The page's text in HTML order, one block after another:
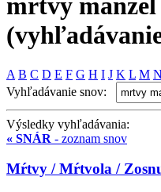
A B C D E F G H I J K L M N
Vyhľadávanie snov:
Výsledky vyhľadávania:
« SNÁR - zoznam snov
Mŕtvy / Mŕtvola /